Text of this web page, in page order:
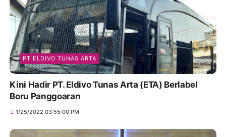
PT ELDIVO TUNAS ARTA
Kini Hadir PT. Eldivo Tunas Arta (ETA) Berlabel
Boru Panggoaran
1/25/2022 03:55:00 PM